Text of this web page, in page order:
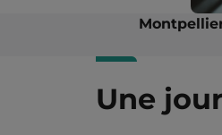
Une